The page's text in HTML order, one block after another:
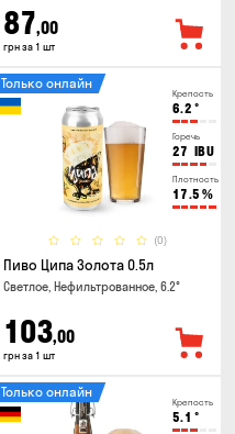
87,00
грн за 1 шт
Крепость
6.2 °
Горечь
27 IBU
Плотность
17.5 %
(0)
Только онлайн
Пиво Ципа Золота 0.5л
Светлое, Нефильтрованное, 6.2°
103,00
грн за 1 шт
Крепость
5.1 °
Только онлайн